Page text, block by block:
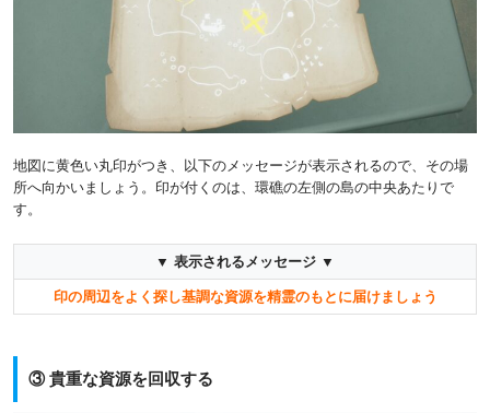
地図に黄色い丸印がつき、以下のメッセージが表示されるので、その場
所へ向かいましょう。印が付くのは、環礁の左側の島の中央あたりで
す。
▼ 表示されるメッセージ ▼
印の周辺をよく探し基調な資源を精霊のもとに届けましょう
③ 貴重な資源を回収する